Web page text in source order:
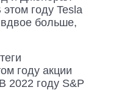
году Tesla
больше,
году акции
2022 году S&P